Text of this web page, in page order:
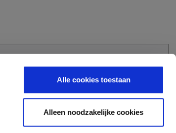
Alle cookies toestaan
Alleen noodzakelijke cookies